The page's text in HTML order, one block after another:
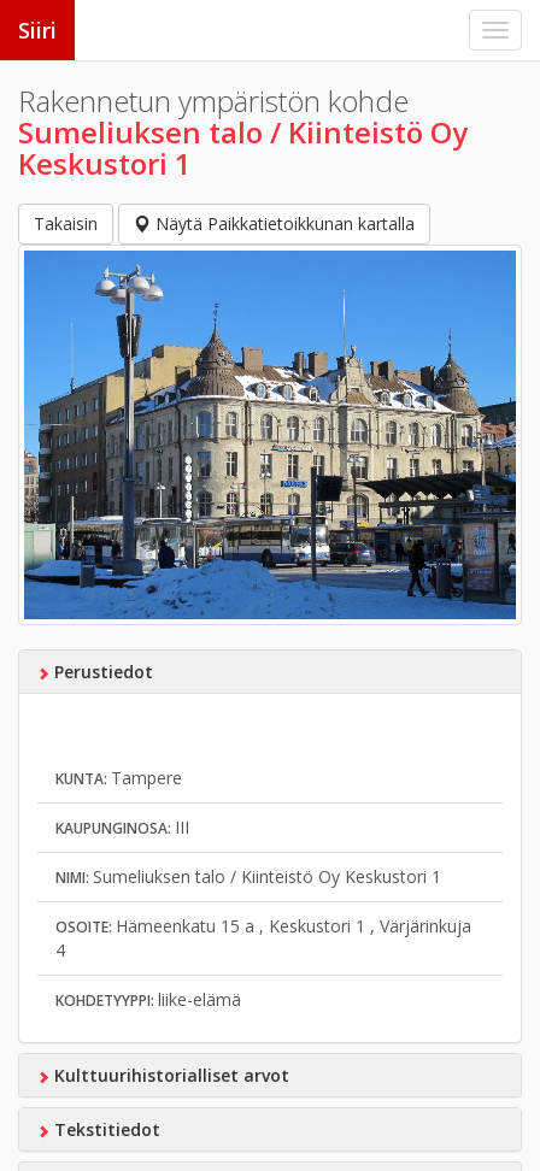
Siiri
Rakennetun ympäristön kohde
Sumeliuksen talo / Kiinteistö Oy
Keskustori 1
Takaisin Näytä Paikkatietoikkunan kartalla
Perustiedot
KUNTA: Tampere
KAUPUNGINOSA: III
NIMI: Sumeliuksen talo / Kiinteistö Oy Keskustori 1
OSOITE: Hämeenkatu 15 a , Keskustori 1 , Värjärinkuja
4
KOHDETYYPPI: liike-elämä
Kulttuurihistorialliset arvot
Tekstitiedot